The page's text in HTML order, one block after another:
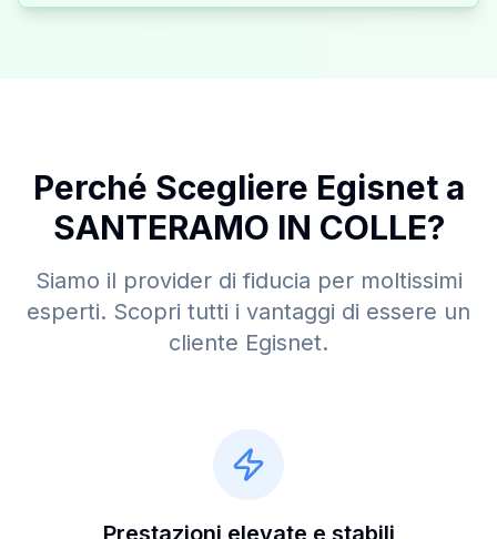
Perché Scegliere Egisnet a
SANTERAMO IN COLLE?
Siamo il provider di fiducia per moltissimi
esperti. Scopri tutti i vantaggi di essere un
cliente Egisnet.
Prestazioni elevate e stabili